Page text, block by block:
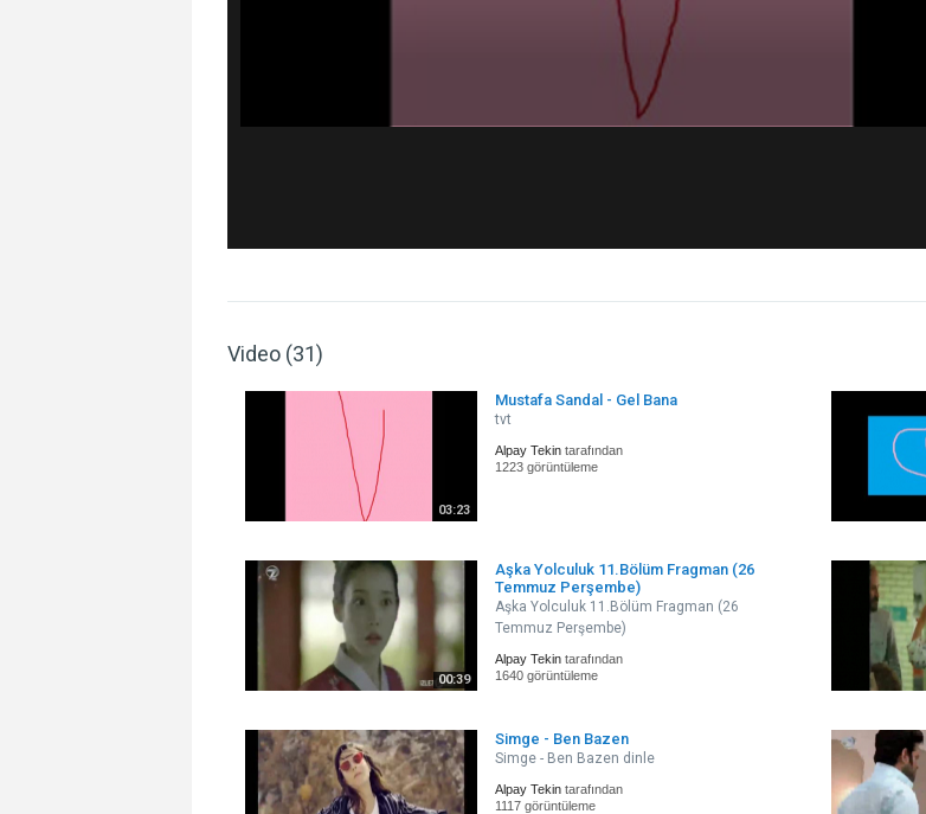
Video (31)
03:23
Mustafa Sandal - Gel Bana
tvt
Alpay Tekin tarafından
1223 görüntüleme
00:39
Aşka Yolculuk 11.Bölüm Fragman (26
Temmuz Perşembe)
Aşka Yolculuk 11.Bölüm Fragman (26
Temmuz Perşembe)
Alpay Tekin tarafından
1640 görüntüleme
Simge - Ben Bazen
Simge - Ben Bazen dinle
Alpay Tekin tarafından
1117 görüntüleme